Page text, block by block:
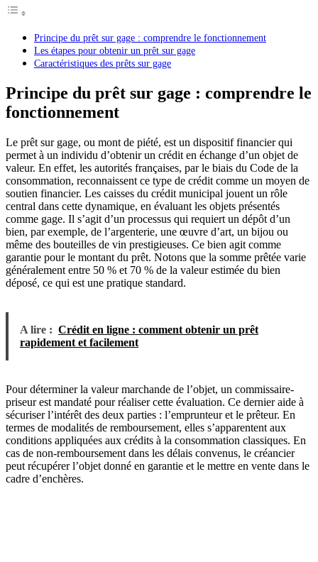
Principe du prêt sur gage : comprendre le fonctionnement
Les étapes pour obtenir un prêt sur gage
Caractéristiques des prêts sur gage
Principe du prêt sur gage : comprendre le
fonctionnement
Le prêt sur gage, ou mont de piété, est un dispositif financier qui
permet à un individu d’obtenir un crédit en échange d’un objet de
valeur. En effet, les autorités françaises, par le biais du Code de la
consommation, reconnaissent ce type de crédit comme un moyen de
soutien financier. Les caisses du crédit municipal jouent un rôle
central dans cette dynamique, en évaluant les objets présentés
comme gage. Il s’agit d’un processus qui requiert un dépôt d’un
bien, par exemple, de l’argenterie, une œuvre d’art, un bijou ou
même des bouteilles de vin prestigieuses. Ce bien agit comme
garantie pour le montant du prêt. Notons que la somme prêtée varie
généralement entre 50 % et 70 % de la valeur estimée du bien
déposé, ce qui est une pratique standard.
A lire : Crédit en ligne : comment obtenir un prêt
rapidement et facilement
Pour déterminer la valeur marchande de l’objet, un commissaire-
priseur est mandaté pour réaliser cette évaluation. Ce dernier aide à
sécuriser l’intérêt des deux parties : l’emprunteur et le prêteur. En
termes de modalités de remboursement, elles s’apparentent aux
conditions appliquées aux crédits à la consommation classiques. En
cas de non-remboursement dans les délais convenus, le créancier
peut récupérer l’objet donné en garantie et le mettre en vente dans le
cadre d’enchères.